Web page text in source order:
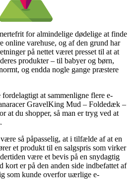
for almindelige dødelige at finde
online varehuse, og af den grund har
på nettet været presset til at at
produkter – til babyer og børn,
og endda nogle gange præstere
at sammenligne flere e-
GravelKing Mud – Foldedæk –
at du shopper, så man er tryg ved at
så påpasselig, at i tilfælde af at en
et produkt til en salgspris som virker
være et bevis på en snydagtig
kort er på den anden side indbefattet af
som kunde overfor uærlige e-